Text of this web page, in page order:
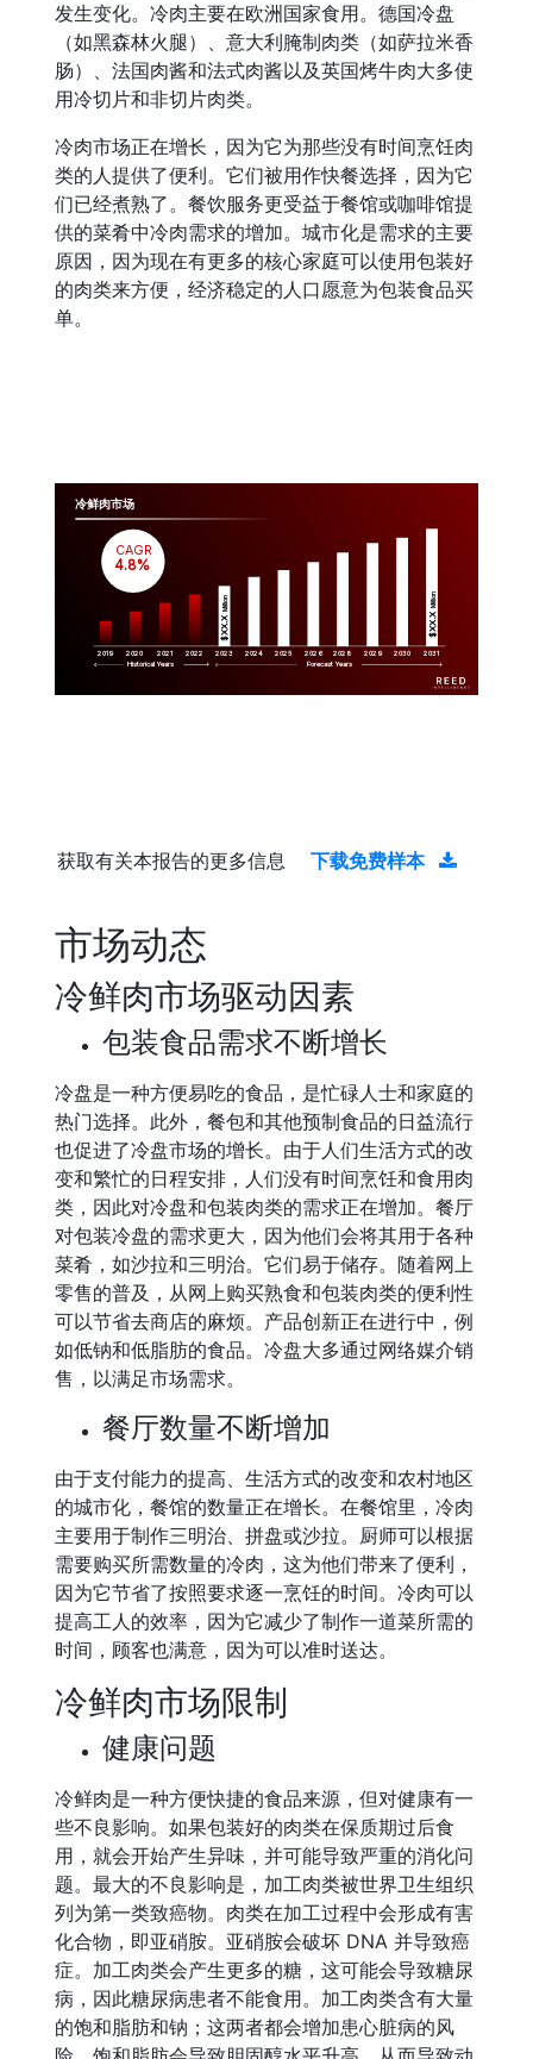
发生变化。冷肉主要在欧洲国家食用。德国冷盘
（如黑森林火腿）、意大利腌制肉类（如萨拉米香
肠）、法国肉酱和法式肉酱以及英国烤牛肉大多使
用冷切片和非切片肉类。
冷肉市场正在增长，因为它为那些没有时间烹饪肉
类的人提供了便利。它们被用作快餐选择，因为它
们已经煮熟了。餐饮服务更受益于餐馆或咖啡馆提
供的菜肴中冷肉需求的增加。城市化是需求的主要
原因，因为现在有更多的核心家庭可以使用包装好
的肉类来方便，经济稳定的人口愿意为包装食品买
单。
冷鲜肉市场
2019 2020 2021 2022 2023 2024 2025 2026 2028 2029 2030 2031
$XX.X
Million
$XX.X
Million
CAGR
4.8%
Historical Years Forecast Years
获取有关本报告的更多信息 下载免费样本
市场动态
冷鲜肉市场驱动因素
包装食品需求不断增长
冷盘是一种方便易吃的食品，是忙碌人士和家庭的
热门选择。此外，餐包和其他预制食品的日益流行
也促进了冷盘市场的增长。由于人们生活方式的改
变和繁忙的日程安排，人们没有时间烹饪和食用肉
类，因此对冷盘和包装肉类的需求正在增加。餐厅
对包装冷盘的需求更大，因为他们会将其用于各种
菜肴，如沙拉和三明治。它们易于储存。随着网上
零售的普及，从网上购买熟食和包装肉类的便利性
可以节省去商店的麻烦。产品创新正在进行中，例
如低钠和低脂肪的食品。冷盘大多通过网络媒介销
售，以满足市场需求。
餐厅数量不断增加
由于支付能力的提高、生活方式的改变和农村地区
的城市化，餐馆的数量正在增长。在餐馆里，冷肉
主要用于制作三明治、拼盘或沙拉。厨师可以根据
需要购买所需数量的冷肉，这为他们带来了便利，
因为它节省了按照要求逐一烹饪的时间。冷肉可以
提高工人的效率，因为它减少了制作一道菜所需的
时间，顾客也满意，因为可以准时送达。
冷鲜肉市场限制
健康问题
冷鲜肉是一种方便快捷的食品来源，但对健康有一
些不良影响。如果包装好的肉类在保质期过后食
用，就会开始产生异味，并可能导致严重的消化问
题。最大的不良影响是，加工肉类被世界卫生组织
列为第一类致癌物。肉类在加工过程中会形成有害
化合物，即亚硝胺。亚硝胺会破坏 DNA 并导致癌
症。加工肉类会产生更多的糖，这可能会导致糖尿
病，因此糖尿病患者不能食用。加工肉类含有大量
的饱和脂肪和钠；这两者都会增加患心脏病的风